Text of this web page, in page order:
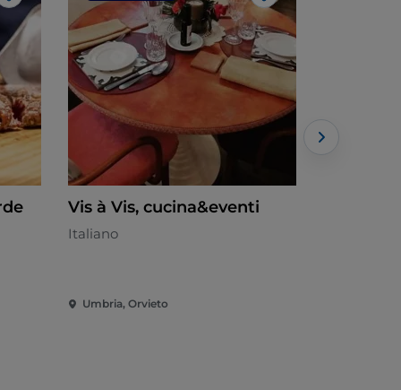
Vis à Vis, cucina&eventi
Italiano
Umbria, Orvieto